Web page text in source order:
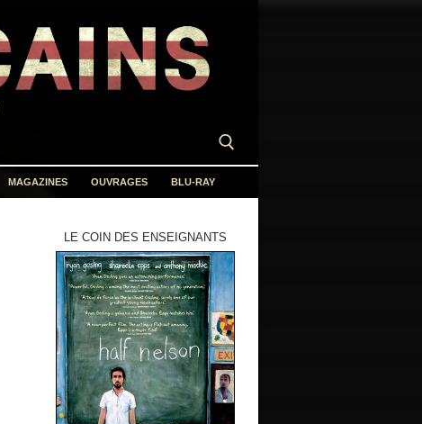
MAGAZINES OUVRAGES BLU-RAY
LE COIN DES ENSEIGNANTS